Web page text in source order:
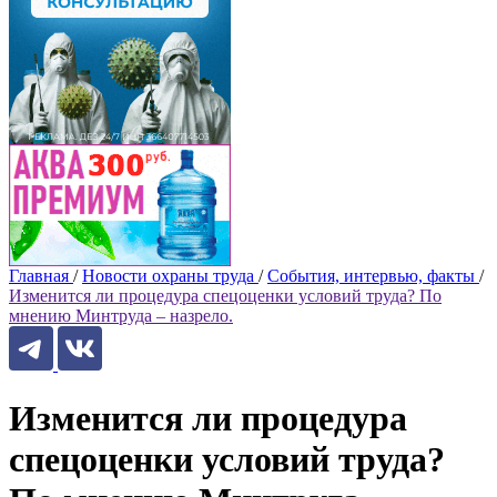
Главная / Новости охраны труда / События, интервью, факты /
Изменится ли процедура спецоценки условий труда? По
мнению Минтруда – назрело.
Изменится ли процедура
спецоценки условий труда?